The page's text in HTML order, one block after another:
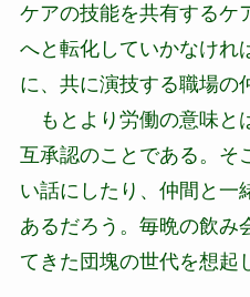
ケアの技能を共有するケ
へと転化していかなけれ
に、共に演技する職場の
もとより労働の意味と
互承認のことである。そ
い話にしたり、仲間と一
あるだろう。毎晩の飲み
てきた団塊の世代を想起